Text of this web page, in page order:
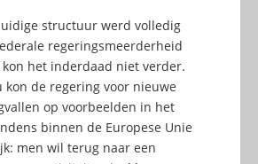
structuur werd volledig
regeringsmeerderheid
kon het inderdaad niet verder.
kon de regering voor nieuwe
op voorbeelden in het
binnen de Europese Unie
men wil terug naar een